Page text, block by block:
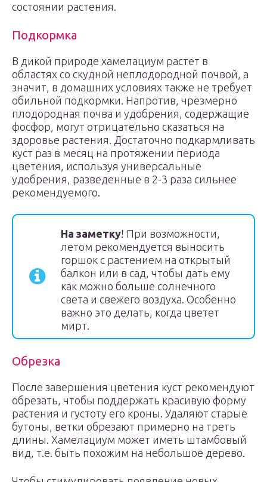
состоянии растения.
Подкормка
В дикой природе хамелациум растет в
областях со скудной неплодородной почвой, а
значит, в домашних условиях также не требует
обильной подкормки. Напротив, чрезмерно
плодородная почва и удобрения, содержащие
фосфор, могут отрицательно сказаться на
здоровье растения. Достаточно подкармливать
куст раз в месяц на протяжении периода
цветения, используя универсальные
удобрения, разведенные в 2-3 раза сильнее
рекомендуемого.
На заметку! При возможности,
летом рекомендуется выносить
горшок с растением на открытый
балкон или в сад, чтобы дать ему
как можно больше солнечного
света и свежего воздуха. Особенно
важно это делать, когда цветет
мирт.
Обрезка
После завершения цветения куст рекомендуют
обрезать, чтобы поддержать красивую форму
растения и густоту его кроны. Удаляют старые
бутоны, ветки обрезают примерно на треть
длины. Хамелациум может иметь штамбовый
вид, т.е. быть похожим на небольшое дерево.